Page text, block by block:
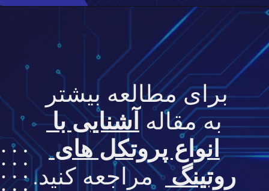
به مقاله
آشنایی با
انواع پروتکل های
روتینگ مراجعه کنید.